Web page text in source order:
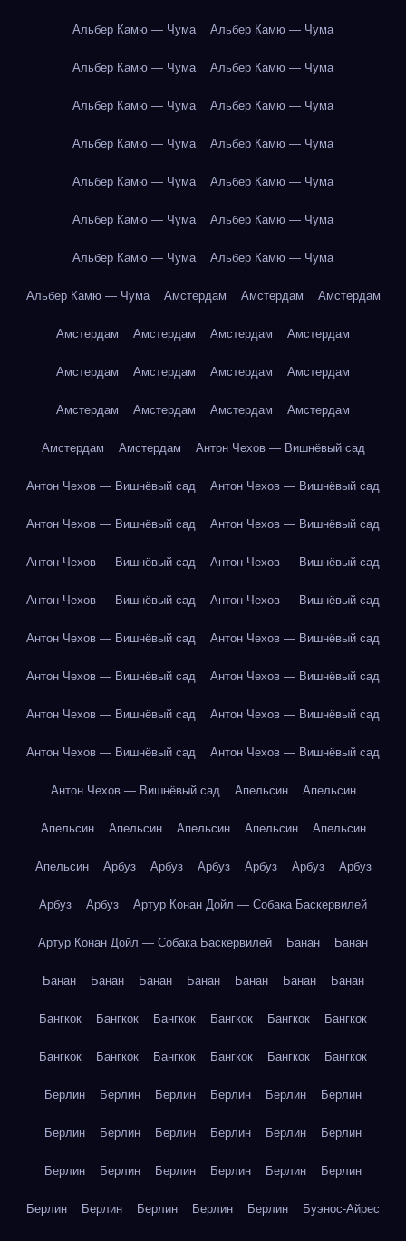
Альбер Камю — Чума Альбер Камю — Чума
Альбер Камю — Чума Альбер Камю — Чума
Альбер Камю — Чума Альбер Камю — Чума
Альбер Камю — Чума Альбер Камю — Чума
Альбер Камю — Чума Альбер Камю — Чума
Альбер Камю — Чума Альбер Камю — Чума
Альбер Камю — Чума Альбер Камю — Чума
Альбер Камю — Чума Амстердам Амстердам Амстердам
Амстердам Амстердам Амстердам Амстердам
Амстердам Амстердам Амстердам Амстердам
Амстердам Амстердам Амстердам Амстердам
Амстердам Амстердам Антон Чехов — Вишнёвый сад
Антон Чехов — Вишнёвый сад Антон Чехов — Вишнёвый сад
Антон Чехов — Вишнёвый сад Антон Чехов — Вишнёвый сад
Антон Чехов — Вишнёвый сад Антон Чехов — Вишнёвый сад
Антон Чехов — Вишнёвый сад Антон Чехов — Вишнёвый сад
Антон Чехов — Вишнёвый сад Антон Чехов — Вишнёвый сад
Антон Чехов — Вишнёвый сад Антон Чехов — Вишнёвый сад
Антон Чехов — Вишнёвый сад Антон Чехов — Вишнёвый сад
Антон Чехов — Вишнёвый сад Антон Чехов — Вишнёвый сад
Антон Чехов — Вишнёвый сад Апельсин Апельсин
Апельсин Апельсин Апельсин Апельсин Апельсин
Апельсин Арбуз Арбуз Арбуз Арбуз Арбуз Арбуз
Арбуз Арбуз Артур Конан Дойл — Собака Баскервилей
Артур Конан Дойл — Собака Баскервилей Банан Банан
Банан Банан Банан Банан Банан Банан Банан
Бангкок Бангкок Бангкок Бангкок Бангкок Бангкок
Бангкок Бангкок Бангкок Бангкок Бангкок Бангкок
Берлин Берлин Берлин Берлин Берлин Берлин
Берлин Берлин Берлин Берлин Берлин Берлин
Берлин Берлин Берлин Берлин Берлин Берлин
Берлин Берлин Берлин Берлин Берлин Буэнос-Айрес